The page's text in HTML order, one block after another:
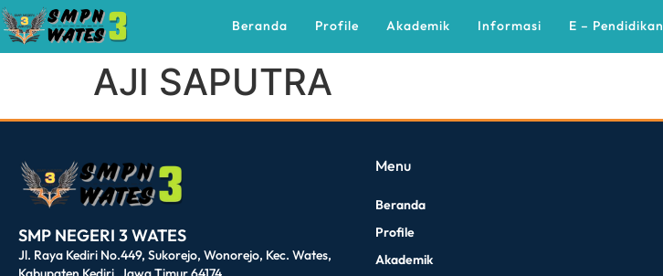
Beranda Profile Akademik Informasi E – Pendidikan
AJI SAPUTRA
SMP NEGERI 3 WATES
Jl. Raya Kediri No.449, Sukorejo, Wonorejo, Kec. Wates,
Menu
Beranda
Profile
Akademik